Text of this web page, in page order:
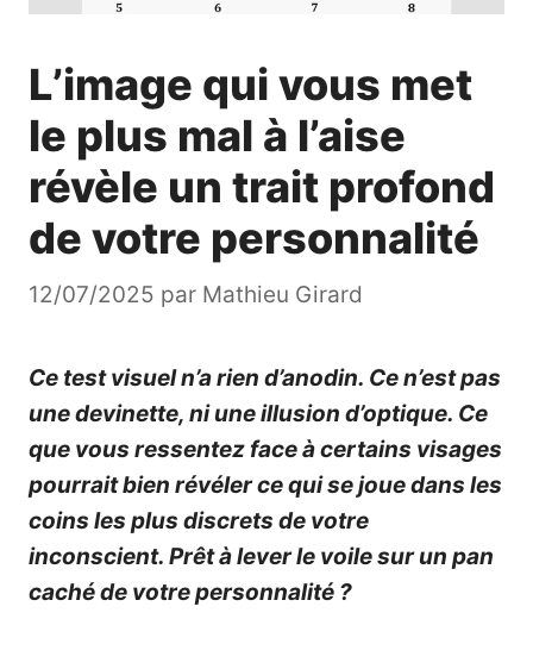
L’image qui vous met
le plus mal à l’aise
révèle un trait profond
de votre personnalité
12/07/2025 par Mathieu Girard
Ce test visuel n’a rien d’anodin. Ce n’est pas
une devinette, ni une illusion d’optique. Ce
que vous ressentez face à certains visages
pourrait bien révéler ce qui se joue dans les
coins les plus discrets de votre
inconscient. Prêt à lever le voile sur un pan
caché de votre personnalité ?